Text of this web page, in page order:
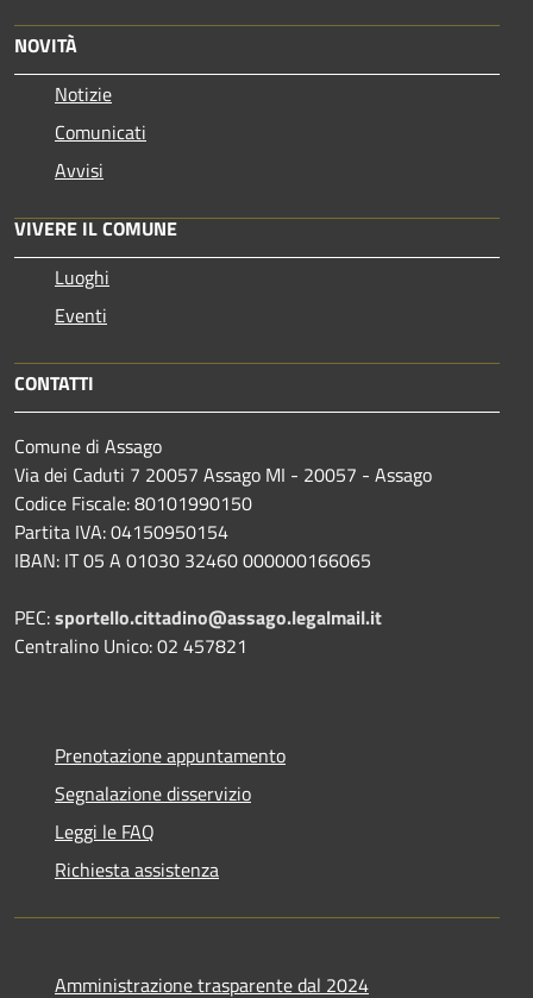
NOVITÀ
Notizie
Comunicati
Avvisi
VIVERE IL COMUNE
Luoghi
Eventi
CONTATTI
Comune di Assago
Via dei Caduti 7 20057 Assago MI - 20057 - Assago
Codice Fiscale: 80101990150
Partita IVA: 04150950154
IBAN: IT 05 A 01030 32460 000000166065
PEC:sportello.cittadino@assago.legalmail.it
Centralino Unico: 02 457821
Prenotazione appuntamento
Segnalazione disservizio
Leggi le FAQ
Richiesta assistenza
Amministrazione trasparente dal 2024